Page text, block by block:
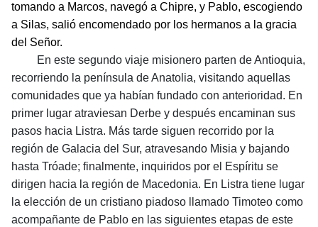
tomando a Marcos, navegó a Chipre, y Pablo, escogiendo
a Silas, salió encomendado por los hermanos a la gracia
del Señor.
En este segundo viaje misionero parten de Antioquia,
recorriendo la península de Anatolia, visitando aquellas
comunidades que ya habían fundado con anterioridad. En
primer lugar atraviesan Derbe y después encaminan sus
pasos hacia Listra. Más tarde siguen recorrido por la
región de Galacia del Sur, atravesando Misia y bajando
hasta Tróade; finalmente, inquiridos por el Espíritu se
dirigen hacia la región de Macedonia. En Listra tiene lugar
la elección de un cristiano piadoso llamado Timoteo como
acompañante de Pablo en las siguientes etapas de este